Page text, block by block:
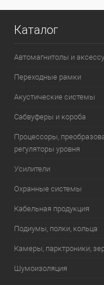
Каталог
Автомагнитолы и
Переходные рамки
Акустические системы
Сабвуферы и короба
Процессоры,
регуляторы уровня
Усилители
Охранные системы
Кабельная продукция
Подиумы, полки, кольца
Камеры, парктроники,
Шумоизоляция